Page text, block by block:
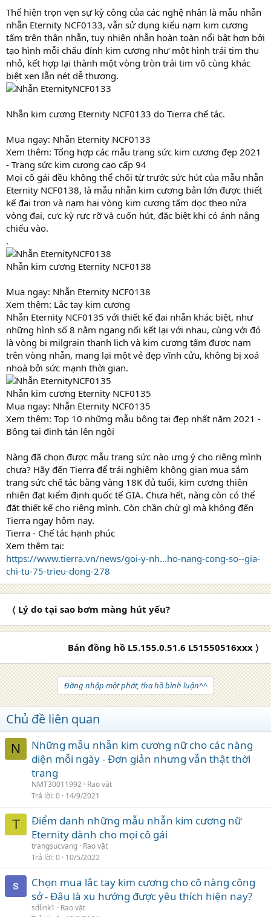
Thể hiện trọn vẹn sự kỳ công của các nghệ nhân là mẫu nhẫn
nhẫn Eternity NCF0133, vẫn sử dụng kiểu nạm kim cương
tấm trên thân nhẫn, tuy nhiên nhẫn hoàn toàn nổi bật hơn bởi
tạo hình mỗi chấu đính kim cương như một hình trái tim thu
nhỏ, kết hợp lại thành một vòng tròn trái tim vô cùng khác
biệt xen lẫn nét dễ thương.
Nhẫn kim cương Eternity NCF0133 do Tierra chế tác.
Mua ngay: Nhẫn Eternity NCF0133
Xem thêm: Tổng hợp các mẫu trang sức kim cương đẹp 2021
- Trang sức kim cương cao cấp 94
Mọi cô gái đều không thể chối từ trước sức hút của mẫu nhẫn
Eternity NCF0138, là mẫu nhẫn kim cương bản lớn được thiết
kế đai trơn và nạm hai vòng kim cương tấm dọc theo nửa
vòng đai, cực kỳ rực rỡ và cuốn hút, đặc biệt khi có ánh nắng
chiếu vào.
.
Nhẫn kim cương Eternity NCF0138
Mua ngay: Nhẫn Eternity NCF0138
Xem thêm: Lắc tay kim cương
Nhẫn Eternity NCF0135 với thiết kế đai nhẫn khác biệt, như
những hình số 8 nằm ngang nối kết lại với nhau, cùng với đó
là vòng bi milgrain thanh lịch và kim cương tấm được nạm
trên vòng nhẫn, mang lại một vẻ đẹp vĩnh cửu, không bị xoá
nhoà bởi sức mạnh thời gian.
Nhẫn kim cương Eternity NCF0135
Mua ngay: Nhẫn Eternity NCF0135
Xem thêm: Top 10 những mẫu bông tai đẹp nhất năm 2021 -
Bông tai đinh tán lên ngôi
Nàng đã chọn được mẫu trang sức nào ưng ý cho riêng mình
chưa? Hãy đến Tierra để trải nghiệm không gian mua sắm
trang sức chế tác bằng vàng 18K đủ tuổi, kim cương thiên
nhiên đạt kiểm định quốc tế GIA. Chưa hết, nàng còn có thể
đặt thiết kế cho riêng mình. Còn chần chừ gì mà không đến
Tierra ngay hôm nay.
Tierra - Chế tác hạnh phúc
Xem thêm tại:
https://www.tierra.vn/news/goi-y-nh...ho-nang-cong-so--gia-
chi-tu-75-trieu-dong-278
〈 Lý do tại sao bơm màng hút yếu?
Bán đồng hồ L5.155.0.51.6 L51550516xxx 〉
Đăng nhập một phát, tha hồ bình luận^^
Chủ đề liên quan
N
Những mẫu nhẫn kim cương nữ cho các nàng
diện mỗi ngày - Đơn giản nhưng vẫn thật thời
trang
NMT30011992 Rao vặt
Trả lời 0 14/9/2021
T
Điểm danh những mẫu nhẫn kim cương nữ
Eternity dành cho mọi cô gái
trangsucvang Rao vặt
Trả lời 0 10/5/2022
Chọn mua lắc tay kim cương cho cô nàng công
sở - Đâu là xu hướng được yêu thích hiện nay?
sdlink1
Rao vặt